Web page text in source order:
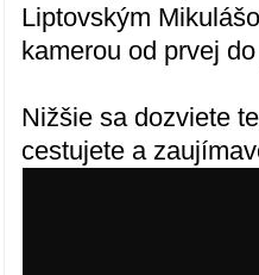
Liptovským
kamerou od prvej
Nižšie sa dozviete
cestujete a